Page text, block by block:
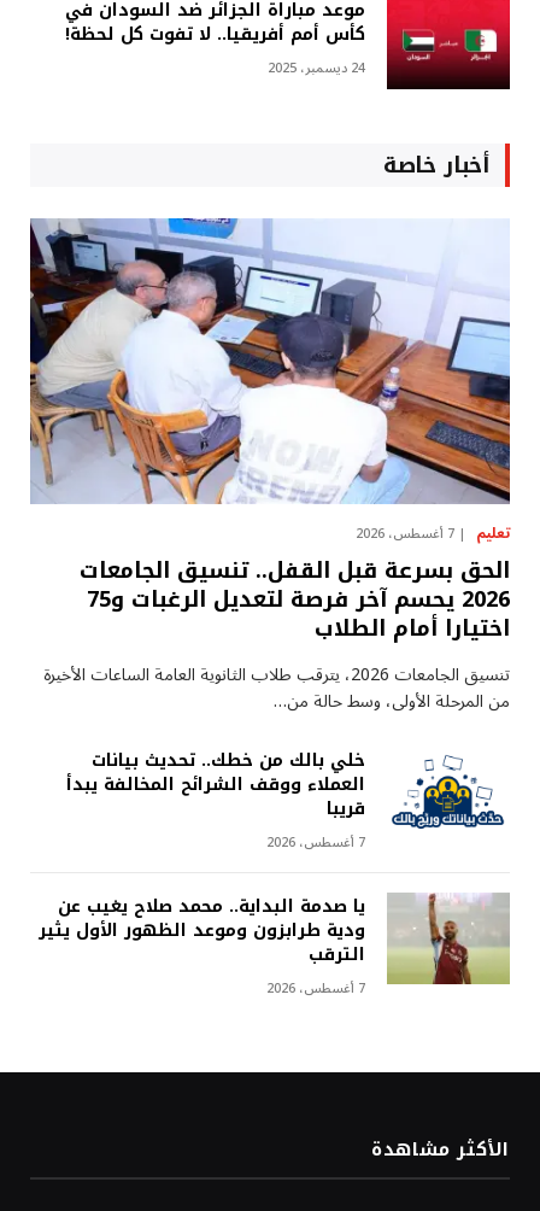
موعد مباراة الجزائر ضد السودان في
كأس أمم أفريقيا.. لا تفوت كل لحظة!
24 ديسمبر، 2025
أخبار خاصة
تعليم 7 أغسطس، 2026
الحق بسرعة قبل القفل.. تنسيق الجامعات
2026 يحسم آخر فرصة لتعديل الرغبات و75
اختيارا أمام الطلاب
تنسيق الجامعات 2026، يترقب طلاب الثانوية العامة الساعات الأخيرة
من المرحلة الأولى، وسط حالة من…
خلي بالك من خطك.. تحديث بيانات
العملاء ووقف الشرائح المخالفة يبدأ
قريبا
7 أغسطس، 2026
يا صدمة البداية.. محمد صلاح يغيب عن
ودية طرابزون وموعد الظهور الأول يثير
الترقب
7 أغسطس، 2026
الأكثر مشاهدة